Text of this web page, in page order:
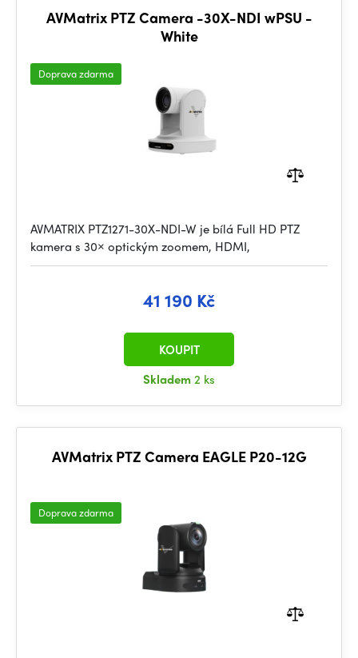
AVMatrix PTZ Camera -30X-NDI wPSU -
White
Doprava zdarma
AVMATRIX PTZ1271-30X-NDI-W je bílá Full HD PTZ
kamera s 30× optickým zoomem, HDMI,
41 190 Kč
Skladem2 ks
KOUPIT
AVMatrix PTZ Camera EAGLE P20-12G
Doprava zdarma